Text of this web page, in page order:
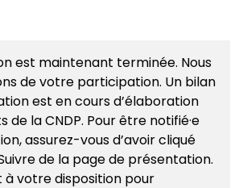
est maintenant terminée. Nous
de votre participation. Un bilan
est en cours d’élaboration
de la CNDP. Pour être notifié·e
assurez-vous d’avoir cliqué
de la page de présentation.
à votre disposition pour